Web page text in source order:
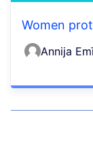
Women
Annija